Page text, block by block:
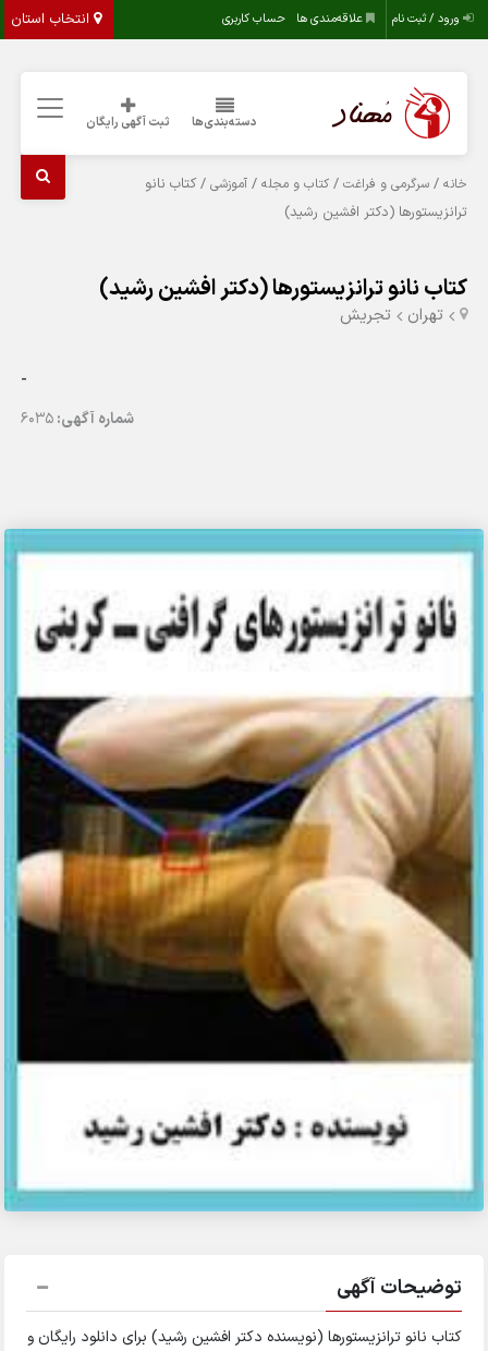
انتخاب استان ورود / ثبت نام علاقه‌مندی ها حساب کاربری
دسته‌بندی‌ها ثبت آگهی رایگان
خانه /سرگرمی و فراغت /کتاب و مجله /آموزشی / کتاب نانو
ترانزیستورها (دکتر افشین رشید)
کتاب نانو ترانزیستورها (دکتر افشین رشید)
تهران تجریش
-
شماره آگهی:6035
توضیحات آگهی
کتاب نانو ترانزیستورها (نویسنده دکتر افشین رشید) برای دانلود رایگان و